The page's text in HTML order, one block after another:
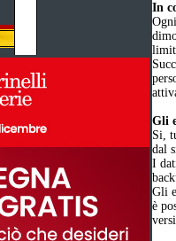
In
Gli
Si,
dal
I
Gli
è